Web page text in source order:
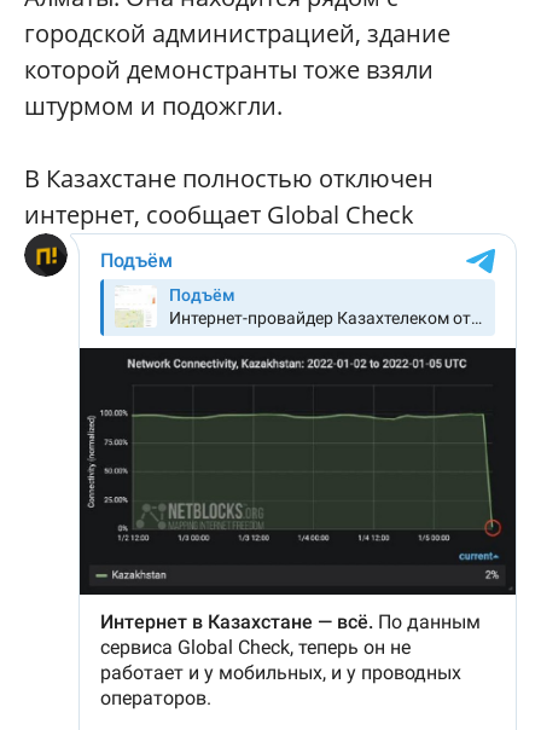
городской администрацией, здание
которой демонстранты тоже взяли
штурмом и подожгли.
В Казахстане полностью отключен
интернет, сообщает Global Check